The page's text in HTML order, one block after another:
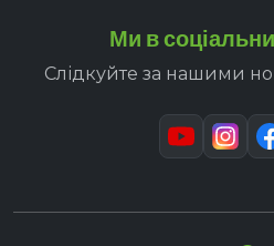
Ми в
Слідкуйте за нашими